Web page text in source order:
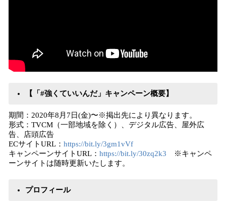
【「#強くていいんだ」キャンペーン概要】
期間：2020年8月7日(金)〜※掲出先により異なります。
形式：TVCM（一部地域を除く）、デジタル広告、屋外広
告、店頭広告
ECサイトURL： https://bit.ly/3gm1vVf
キャンペーンサイトURL： https://bit.ly/30zq2k3 ※キャンペ
ーンサイトは随時更新いたします。
プロフィール